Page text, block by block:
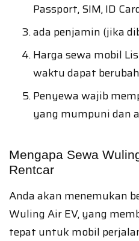
Passport, SIM, ID
ada penjamin (jika
Harga sewa mobil
waktu dapat berubah
Penyewa wajib
yang mumpuni dan
Mengapa Sewa
Rentcar
Anda akan menemukan
Wuling Air EV, yang
tepat untuk mobil